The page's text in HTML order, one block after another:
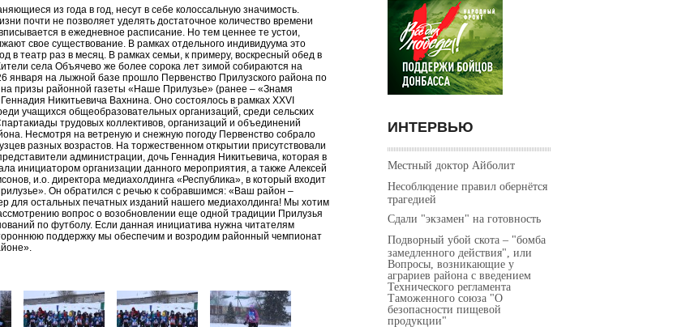
из года в год, несут в себе колоссальную значимость.
почти не позволяет уделять достаточное количество времени
в ежедневное расписание. Но тем ценнее те устои,
свое существование. В рамках отдельного индивидуума это
в театр раз в месяц. В рамках семьи, к примеру, воскресный обед в
села Объячево же более сорока лет зимой собираются на
января на лыжной базе прошло Первенство Прилузского района по
призы районной газеты «Наше Прилузье» (ранее – «Знамя
Никитьевича Вахнина. Оно состоялось в рамках XXVI
учащихся общеобразовательных организаций, среди сельских
трудовых коллективов, организаций и объединений
Несмотря на ветреную и снежную погоду Первенство собрало
разных возрастов. На торжественном открытии присутствовали
администрации, дочь Геннадия Никитьевича, которая в
инициатором организации данного мероприятия, а также Алексей
и.о. директора медиахолдинга «Республика», в который входит
Он обратился с речью к собравшимся: «Ваш район –
для остальных печатных изданий нашего медиахолдинга! Мы хотим
вопрос о возобновлении еще одной традиции Прилузья
по футболу. Если данная инициатива нужна читателям
поддержку мы обеспечим и возродим районный чемпионат
ИНТЕРВЬЮ
Местный доктор Айболит
Несоблюдение правил обернётся
трагедией
Сдали "экзамен" на готовность
Подворный убой скота – "бомба
замедленного действия", или
Вопросы, возникающие у
аграриев района с введением
Технического регламента
Таможенного союза "О
безопасности пищевой
продукции"